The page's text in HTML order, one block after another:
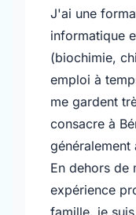
J'ai une
informatique
(biochimie,
emploi à
me gardent
consacre à
généralement
En dehors de
expérience
famille, je